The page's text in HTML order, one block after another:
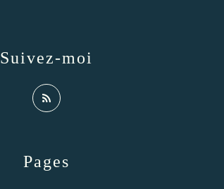
Pages
Suivez-moi